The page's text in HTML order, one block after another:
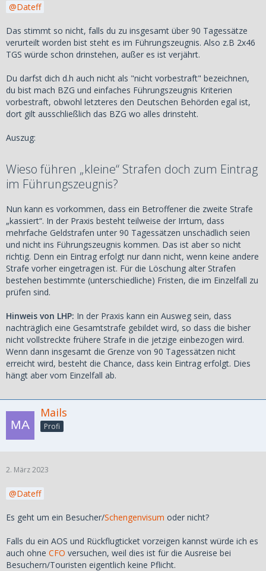
Dateff
Das stimmt so nicht, falls du zu insgesamt über 90 Tagessätze
verurteilt worden bist steht es im Führungszeugnis. Also z.B 2x46
TGS würde schon drinstehen, außer es ist verjährt.
Du darfst dich d.h auch nicht als "nicht vorbestraft" bezeichnen,
du bist mach BZG und einfaches Führungszeugnis Kriterien
vorbestraft, obwohl letzteres den Deutschen Behörden egal ist,
dort gilt ausschließlich das BZG wo alles drinsteht.
Auszug:
Wieso führen „kleine“ Strafen doch zum Eintrag
im Führungszeugnis?
Nun kann es vorkommen, dass ein Betroffener die zweite Strafe
„kassiert“. In der Praxis besteht teilweise der Irrtum, dass
mehrfache Geldstrafen unter 90 Tagessätzen unschädlich seien
und nicht ins Führungszeugnis kommen. Das ist aber so nicht
richtig. Denn ein Eintrag erfolgt nur dann nicht, wenn keine andere
Strafe vorher eingetragen ist. Für die Löschung alter Strafen
bestehen bestimmte (unterschiedliche) Fristen, die im Einzelfall zu
prüfen sind.
Hinweis von LHP: In der Praxis kann ein Ausweg sein, dass
nachträglich eine Gesamtstrafe gebildet wird, so dass die bisher
nicht vollstreckte frühere Strafe in die jetzige einbezogen wird.
Wenn dann insgesamt die Grenze von 90 Tagessätzen nicht
erreicht wird, besteht die Chance, dass kein Eintrag erfolgt. Dies
hängt aber vom Einzelfall ab.
Mails
Profi
2. März 2023
Dateff
Es geht um ein Besucher/Schengenvisum oder nicht?
Falls du ein AOS und Rückflugticket vorzeigen kannst würde ich es
auch ohne CFO versuchen, weil dies ist für die Ausreise bei
Besuchern/Touristen eigentlich keine Pflicht.